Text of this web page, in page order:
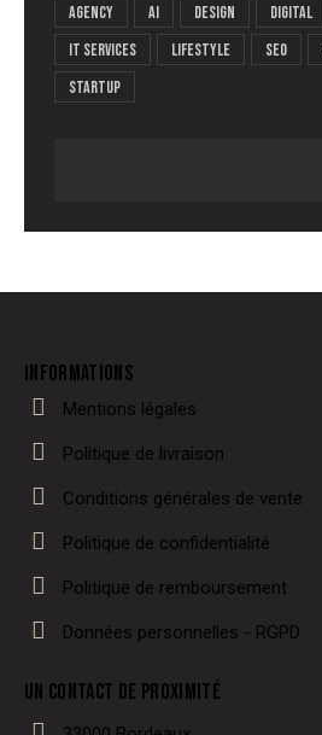
Agency AI Design Digital
IT services
Lifestyle Seo
Startup
INFORMATIONS
Mentions légales
Politique de livraison
Conditions générales de vente
Politique de confidentialité
Politique de remboursement
Données personnelles - RGPD
UN CONTACT DE PROXIMITÉ